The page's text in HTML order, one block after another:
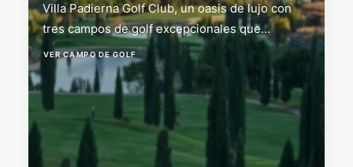
Villa Padierna Golf Club, un oasis de lujo con
tres campos de golf excepcionales que…
VER CAMPO DE GOLF